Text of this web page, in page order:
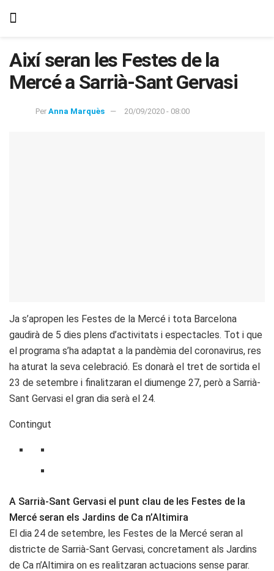
Així seran les Festes de la
Mercé a Sarrià-Sant Gervasi
Per Anna Marquès 20/09/2020 - 08:00
Ja s’apropen les Festes de la Mercé i tota Barcelona
gaudirà de 5 dies plens d’activitats i espectacles. Tot i que
el programa s’ha adaptat a la pandèmia del coronavirus, res
ha aturat la seva celebració. Es donarà el tret de sortida el
23 de setembre i finalitzaran el diumenge 27, però a Sarrià-
Sant Gervasi el gran dia serà el 24.
Contingut
A Sarrià-Sant Gervasi el punt clau de les Festes de la
Mercé seran els Jardins de Ca n’Altimira
El dia 24 de setembre, les Festes de la Mercé seran al
districte de Sarrià-Sant Gervasi, concretament als Jardins
de Ca n’Altimira on es realitzaran actuacions sense parar.